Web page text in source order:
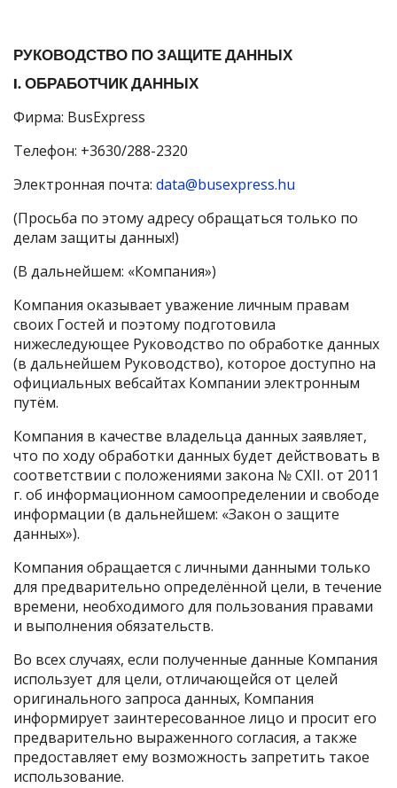
РУКОВОДСТВО ПО ЗАЩИТЕ ДАННЫХ
I. ОБРАБОТЧИК ДАННЫХ
Фирма: BusExpress
Телефон: +3630/288-2320
Электронная почта: data@busexpress.hu
(Просьба по этому адресу обращаться только по
делам защиты данных!)
(В дальнейшем: «Компания»)
Компания оказывает уважение личным правам
своих Гостей и поэтому подготовила
нижеследующее Руководство по обработке данных
(в дальнейшем Руководство), которое доступно на
официальных вебсайтах Компании электронным
путём.
Компания в качестве владельца данных заявляет,
что по ходу обработки данных будет действовать в
соответствии с положениями закона № CXII. от 2011
г. об информационном самоопределении и свободе
информации (в дальнейшем: «Закон о защите
данных»).
Компания обращается с личными данными только
для предварительно определённой цели, в течение
времени, необходимого для пользования правами
и выполнения обязательств.
Во всех случаях, если полученные данные Компания
использует для цели, отличающейся от целей
оригинального запроса данных, Компания
информирует заинтересованное лицо и просит его
предварительно выраженного согласия, а также
предоставляет ему возможность запретить такое
использование.